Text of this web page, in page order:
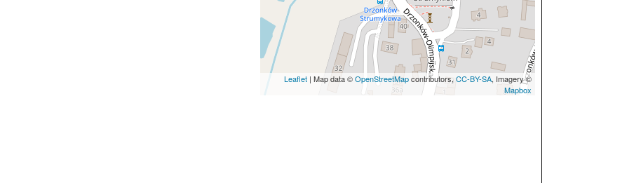
Leaflet | Map data ©OpenStreetMapcontributors,CC-BY-SA, Imagery ©
Mapbox